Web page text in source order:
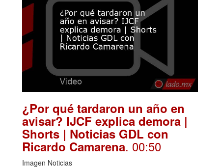
¿Por qué tardaron un año en
avisar? IJCF explica demora |
Shorts | Noticias GDL con
Ricardo Camarena. 00:50
Imagen Noticias